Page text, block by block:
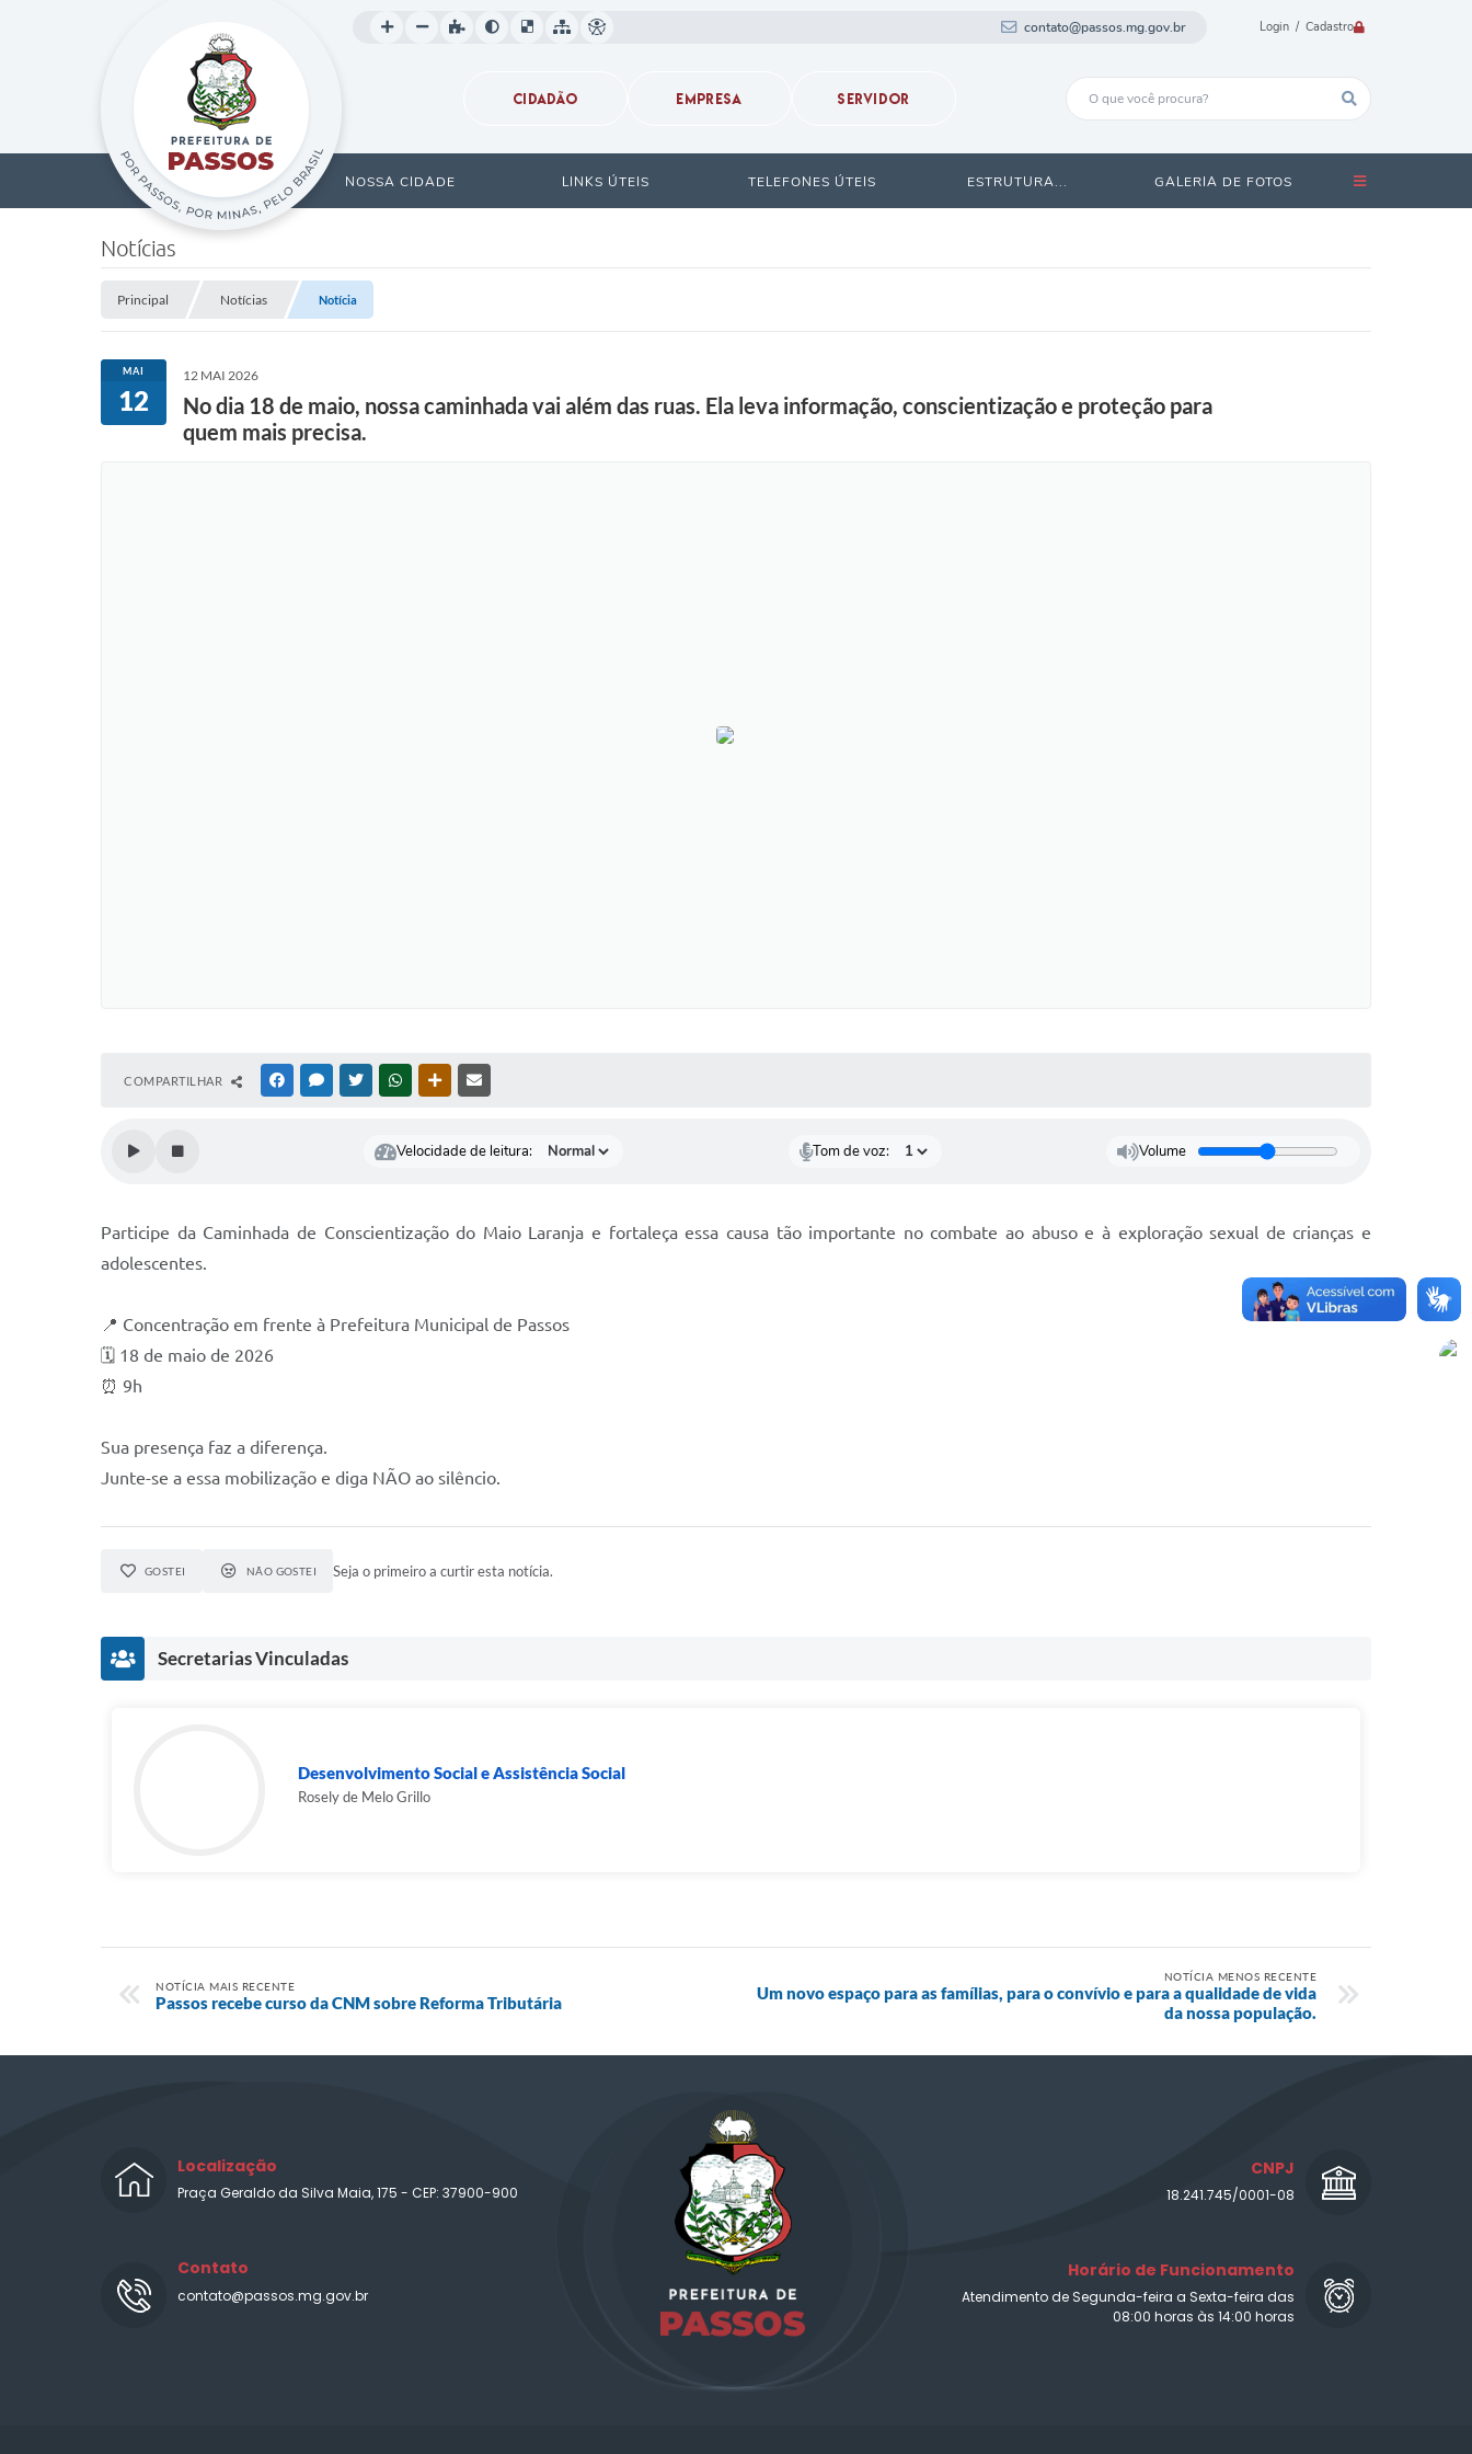
Login / Cadastro
contato@passos.mg.gov.br
CIDADÃO EMPRESA SERVIDOR
NOSSA CIDADE LINKS ÚTEIS TELEFONES ÚTEIS ESTRUTURA... GALERIA DE FOTOS
Notícias
Principal Notícias Notícia
MAI
12
12 MAI 2026
No dia 18 de maio, nossa caminhada vai além das ruas. Ela leva informação, conscientização e proteção para
quem mais precisa.
COMPARTILHAR FACEBOOKMESSENGER
TWITTERWHATSAPPOUTRAS MÍDIAS
Velocidade de leitura: Tom de voz: Volume
Participe da Caminhada de Conscientização do Maio Laranja e fortaleça essa causa tão importante no combate ao abuso e à exploração sexual de crianças e
adolescentes.
📍 Concentração em frente à Prefeitura Municipal de Passos
🗓️ 18 de maio de 2026
⏰ 9h
Sua presença faz a diferença.
Junte-se a essa mobilização e diga NÃO ao silêncio.
GOSTEI NÃO GOSTEI Seja o primeiro a curtir esta notícia.
Secretarias Vinculadas
Desenvolvimento Social e Assistência Social
Rosely de Melo Grillo
NOTÍCIA MAIS RECENTE
Passos recebe curso da CNM sobre Reforma Tributária
NOTÍCIA MENOS RECENTE
Um novo espaço para as famílias, para o convívio e para a qualidade de vida
da nossa população.
Localização
Praça Geraldo da Silva Maia, 175 - CEP: 37900-900
Contato
contato@passos.mg.gov.br
CNPJ
18.241.745/0001-08
Horário de Funcionamento
Atendimento de Segunda-feira a Sexta-feira das
08:00 horas às 14:00 horas